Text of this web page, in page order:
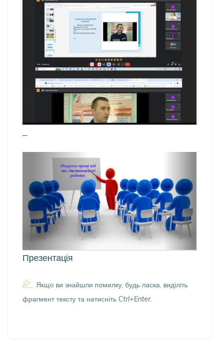
Презентація
Якщо ви знайшли помилку, будь ласка, виділіть
фрагмент тексту та натисніть Ctrl+Enter.